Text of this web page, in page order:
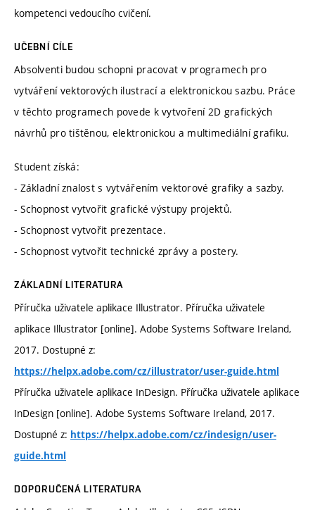
kompetenci vedoucího cvičení.
UČEBNÍ CÍLE
Absolventi budou schopni pracovat v programech pro
vytváření vektorových ilustrací a elektronickou sazbu. Práce
v těchto programech povede k vytvoření 2D grafických
návrhů pro tištěnou, elektronickou a multimediální grafiku.
Student získá:
- Základní znalost s vytvářením vektorové grafiky a sazby.
- Schopnost vytvořit grafické výstupy projektů.
- Schopnost vytvořit prezentace.
- Schopnost vytvořit technické zprávy a postery.
ZÁKLADNÍ LITERATURA
Příručka uživatele aplikace Illustrator. Příručka uživatele
aplikace Illustrator [online]. Adobe Systems Software Ireland,
2017. Dostupné z:
https://helpx.adobe.com/cz/illustrator/user-guide.html
Příručka uživatele aplikace InDesign. Příručka uživatele aplikace
InDesign [online]. Adobe Systems Software Ireland, 2017.
Dostupné z: https://helpx.adobe.com/cz/indesign/user-
guide.html
DOPORUČENÁ LITERATURA